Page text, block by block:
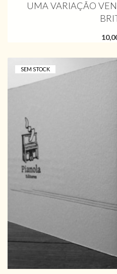
UMA VARIAÇÃO
SEM STOCK